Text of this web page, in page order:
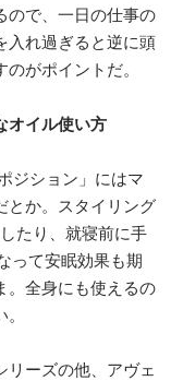
ので、一日の仕事の
入れ過ぎると逆に頭
がポイントだ。
オイル使い方
ジション」にはマ
とか。スタイリング
たり、就寝前に手
って安眠効果も期
。全身にも使えるの
リーズの他、アヴェ